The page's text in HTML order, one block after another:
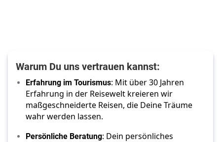
Warum Du uns vertrauen kannst:
Erfahrung im Tourismus: Mit über 30 Jahren
Erfahrung in der Reisewelt kreieren wir
maßgeschneiderte Reisen, die Deine Träume
wahr werden lassen.
Persönliche Beratung: Dein persönliches